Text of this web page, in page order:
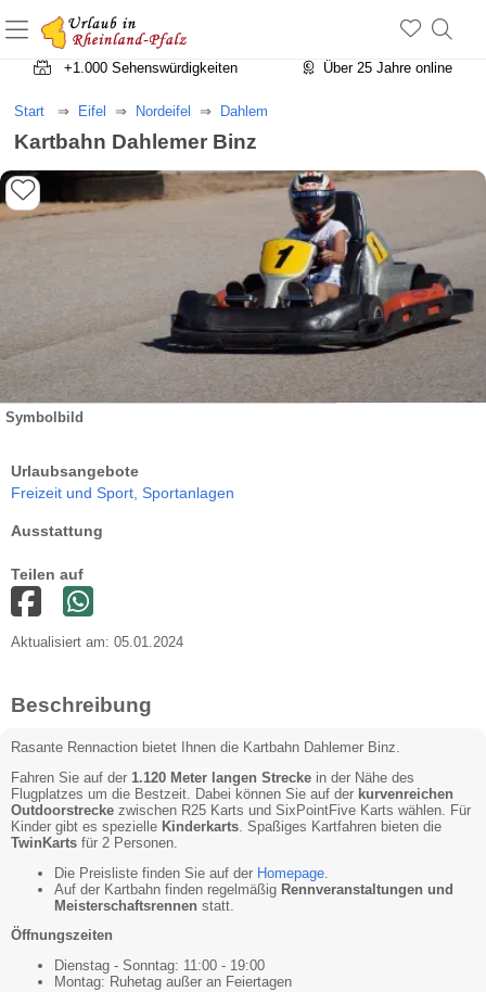
+1.500 Unterkünfte in Rheinland-Pfalz
+1.000 Sehenswürdigkeiten
Über 25 Jahre online
Start Eifel Nordeifel Dahlem
Kartbahn Dahlemer Binz
Symbolbild
Urlaubsangebote
Freizeit und Sport, Sportanlagen
Ausstattung
Teilen auf
Aktualisiert am: 05.01.2024
Beschreibung
Rasante Rennaction bietet Ihnen die Kartbahn Dahlemer Binz.
Fahren Sie auf der 1.120 Meter langen Strecke in der Nähe des
Flugplatzes um die Bestzeit. Dabei können Sie auf der kurvenreichen
Outdoorstrecke zwischen R25 Karts und SixPointFive Karts wählen. Für
Kinder gibt es spezielle Kinderkarts . Spaßiges Kartfahren bieten die
TwinKarts für 2 Personen.
Die Preisliste finden Sie auf der Homepage
Auf der Kartbahn finden regelmäßig Rennveranstaltungen und
Meisterschaftsrennen statt.
Öffnungszeiten
Dienstag - Sonntag: 11:00 - 19:00
Montag: Ruhetag außer an Feiertagen